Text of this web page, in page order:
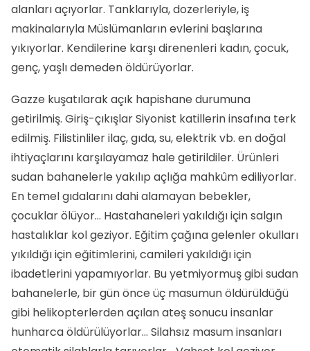
alanları açıyorlar. Tanklarıyla, dozerleriyle, iş
makinalarıyla Müslümanların evlerini başlarına
yıkıyorlar. Kendilerine karşı direnenleri kadın, çocuk,
genç, yaşlı demeden öldürüyorlar.
Gazze kuşatılarak açık hapishane durumuna
getirilmiş. Giriş-çıkışlar Siyonist katillerin insafına terk
edilmiş. Filistinliler ilaç, gıda, su, elektrik vb. en doğal
ihtiyaçlarını karşılayamaz hale getirildiler. Ürünleri
sudan bahanelerle yakılıp açlığa mahkûm ediliyorlar.
En temel gıdalarını dahi alamayan bebekler,
çocuklar ölüyor… Hastahaneleri yakıldığı için salgın
hastalıklar kol geziyor. Eğitim çağına gelenler okulları
yıkıldığı için eğitimlerini, camileri yakıldığı için
ibadetlerini yapamıyorlar. Bu yetmiyormuş gibi sudan
bahanelerle, bir gün önce üç masumun öldürüldüğü
gibi helikopterlerden açılan ateş sonucu insanlar
hunharca öldürülüyorlar… Silahsız masum insanları